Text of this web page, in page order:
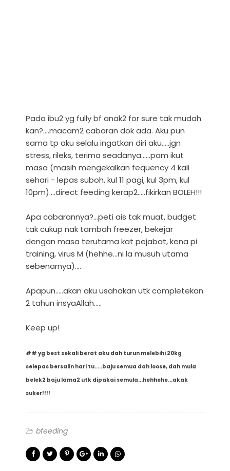
Pada ibu2 yg fully bf anak2 for sure tak mudah
kan?....macam2 cabaran dok ada. Aku pun
sama tp aku selalu ingatkan diri aku.....jgn
stress, rileks, terima seadanya......pam ikut
masa (masih mengekalkan fequency 4 kali
sehari - lepas suboh, kul 11 pagi, kul 3pm, kul
10pm)....direct feeding kerap2.....fikirkan BOLEH!!!
Apa cabarannya?...peti ais tak muat, budget
tak cukup nak tambah freezer, bekejar
dengan masa terutama kat pejabat, kena pi
training, virus M (hehhe...ni la musuh utama
sebenarnya)....
Apapun.....akan aku usahakan utk completekan
2 tahun insyaAllah.....
Keep up!
## yg best sekali berat aku dah turun melebihi 20kg
selepas bersalin hari tu.....baju semua dah loose, dah mula
belek2 baju lama2 utk dipakai semula...hehhehe...akak
suker!!!!
bfeeding